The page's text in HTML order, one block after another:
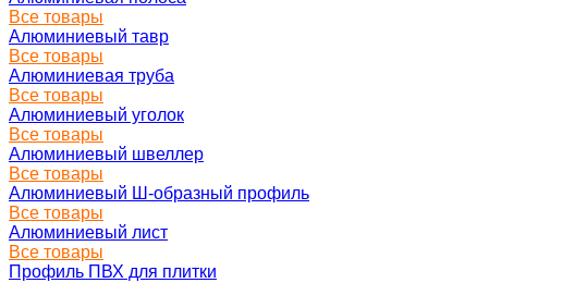
Все товары
Алюминиевый тавр
Все товары
Алюминиевая труба
Все товары
Алюминиевый уголок
Все товары
Алюминиевый швеллер
Все товары
Алюминиевый Ш-образный профиль
Все товары
Алюминиевый лист
Все товары
Профиль ПВХ для плитки